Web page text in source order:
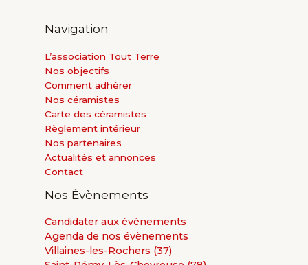
Navigation
L’association Tout Terre
Nos objectifs
Comment adhérer
Nos céramistes
Carte des céramistes
Règlement intérieur
Nos partenaires
Actualités et annonces
Contact
Nos Évènements
Candidater aux évènements
Agenda de nos évènements
Villaines-les-Rochers (37)